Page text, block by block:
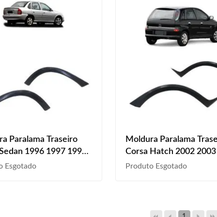
Paralama Traseiro
1996 1997 1998
2001 2002 2003
Esgotado
Moldura Paralama
Corsa Hatch 2002
2005 2006 2007 2008
Produto Esgotado